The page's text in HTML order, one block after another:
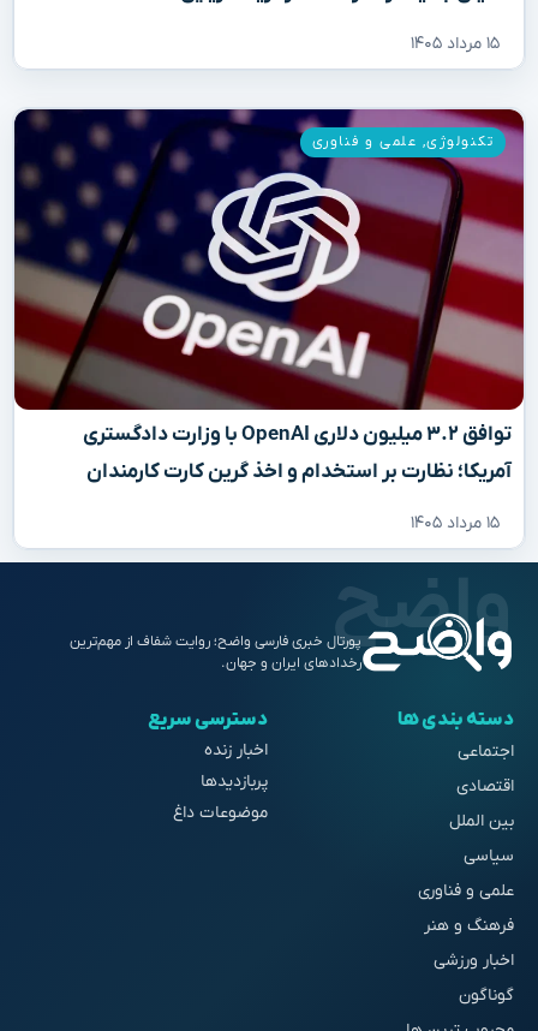
۱۵ مرداد ۱۴۰۵
توافق ۳.۲ میلیون دلاری OpenAI با وزارت دادگستری
آمریکا؛ نظارت بر استخدام و اخذ گرین کارت کارمندان
۱۵ مرداد ۱۴۰۵
تکنولوژی, علمی و فناوری
پورتال خبری فارسی واضح؛ روایت شفاف از مهم‌ترین
رخدادهای ایران و جهان.
دسته بندی ها
اجتماعی
اقتصادی
بین الملل
سیاسی
علمی و فناوری
فرهنگ و هنر
اخبار ورزشی
گوناگون
دسترسی سریع
اخبار زنده
پربازدیدها
موضوعات داغ